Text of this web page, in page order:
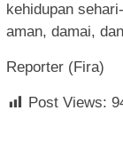
kehidupan
aman, damai,
Reporter (Fira)
Post Views: